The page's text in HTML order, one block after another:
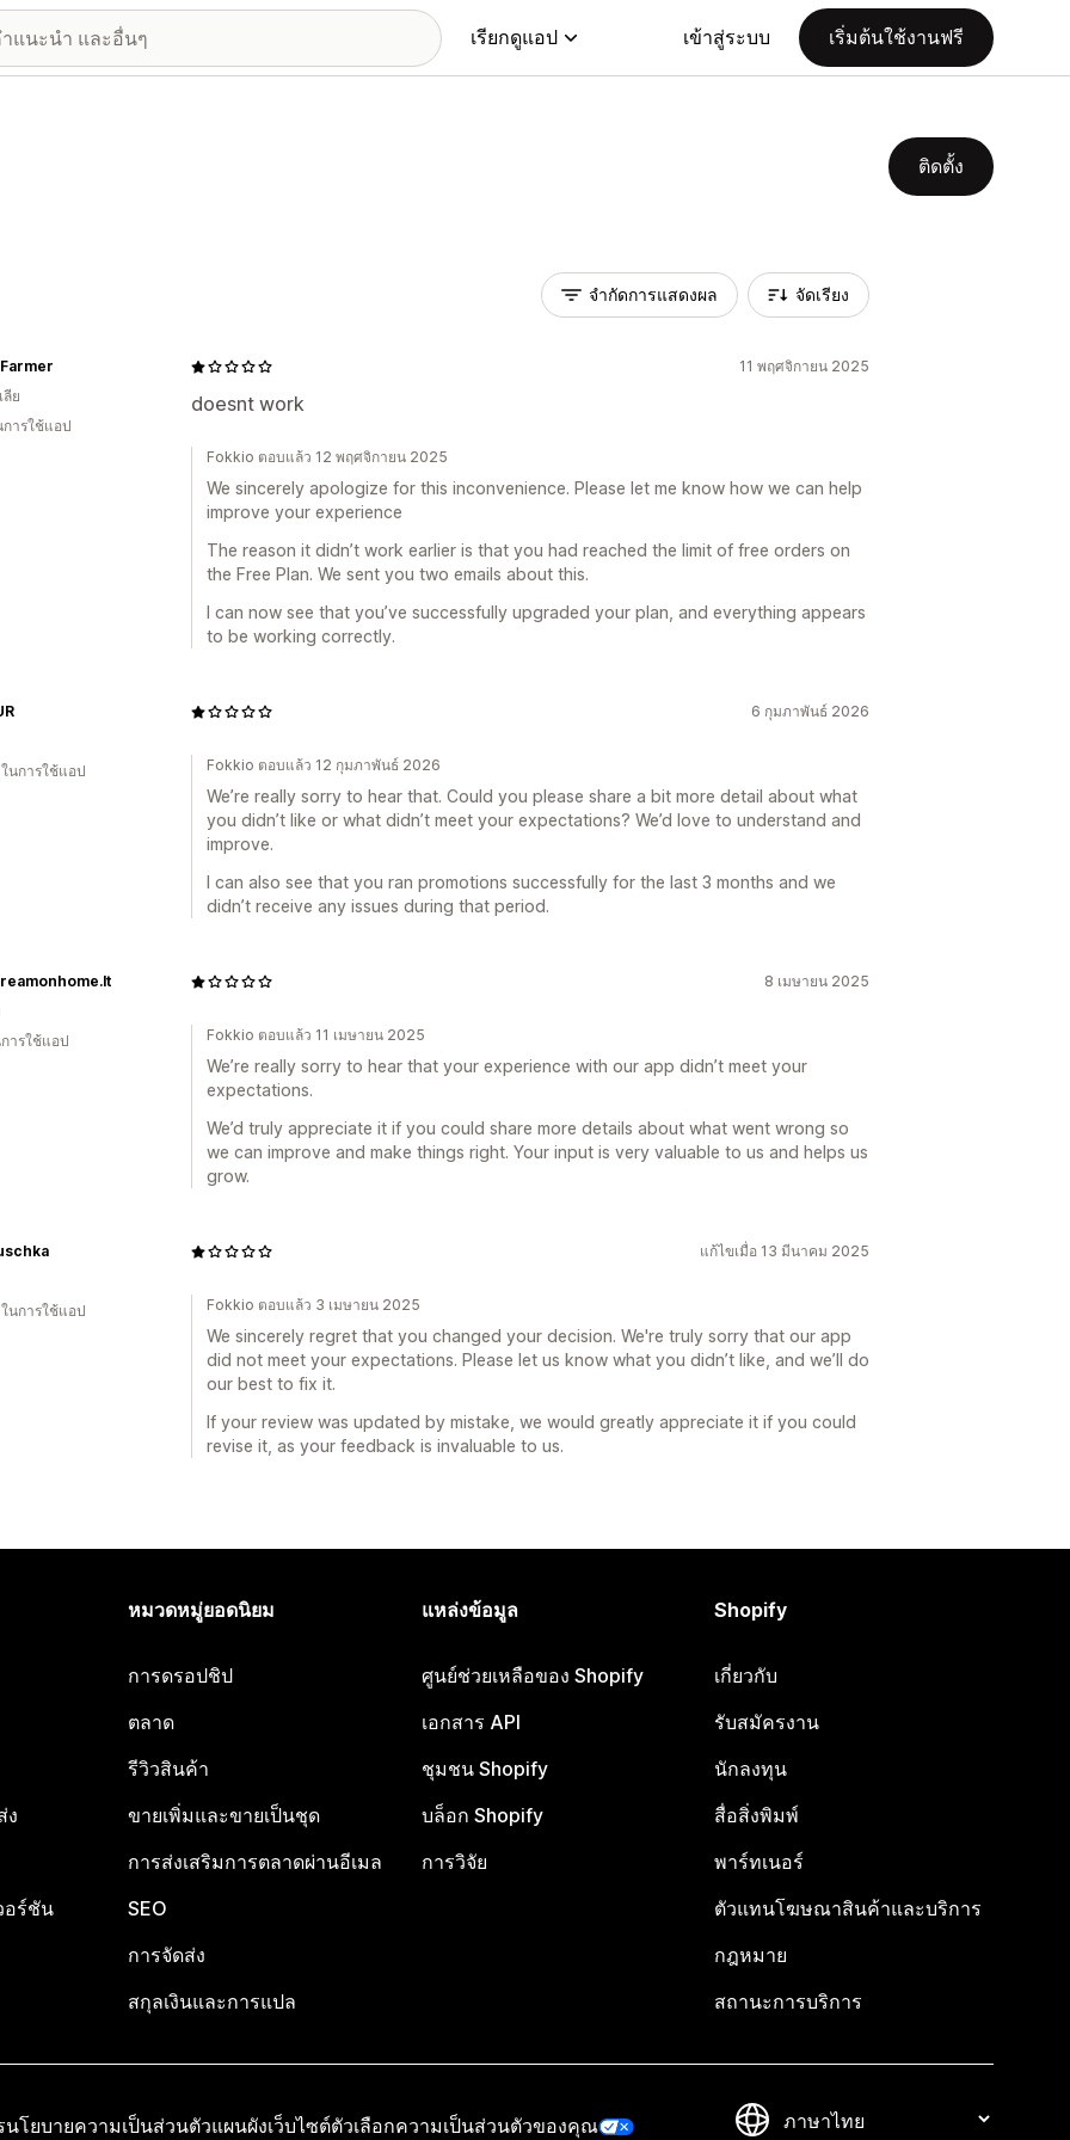
เรียกดูแอป เข้าสู่ระบบ เริ่มต้นใช้งานฟรี
ติดตั้ง
จำกัดการแสดงผล จัดเรียง
11 พฤศจิกายน 2025
doesnt work
ลีย
ารใช้แอป
Fokkio ตอบแล้ว 12 พฤศจิกายน 2025
We sincerely apologize for this inconvenience. Please let me know how we can help
improve your experience
The reason it didn’t work earlier is that you had reached the limit of free orders on
the Free Plan. We sent you two emails about this.
I can now see that you’ve successfully upgraded your plan, and everything appears
to be working correctly.
6 กุมภาพันธ์ 2026
นการใช้แอป
Fokkio ตอบแล้ว 12 กุมภาพันธ์ 2026
We’re really sorry to hear that. Could you please share a bit more detail about what
you didn’t like or what didn’t meet your expectations? We’d love to understand and
improve.
I can also see that you ran promotions successfully for the last 3 months and we
didn’t receive any issues during that period.
8 เมษายน 2025
ารใช้แอป
Fokkio ตอบแล้ว 11 เมษายน 2025
We’re really sorry to hear that your experience with our app didn’t meet your
expectations.
We’d truly appreciate it if you could share more details about what went wrong so
we can improve and make things right. Your input is very valuable to us and helps us
grow.
แก้ไขเมื่อ 13 มีนาคม 2025
นการใช้แอป
Fokkio ตอบแล้ว 3 เมษายน 2025
We sincerely regret that you changed your decision. We're truly sorry that our app
did not meet your expectations. Please let us know what you didn’t like, and we’ll do
our best to fix it.
If your review was updated by mistake, we would greatly appreciate it if you could
revise it, as your feedback is invaluable to us.
ง
อร์ชัน
หมวดหมู่ยอดนิยม
การดรอปชิป
ตลาด
รีวิวสินค้า
ขายเพิ่มและขายเป็นชุด
การส่งเสริมการตลาดผ่านอีเมล
SEO
การจัดส่ง
สกุลเงินและการแปล
แหล่งข้อมูล
ศูนย์ช่วยเหลือของ Shopify
เอกสาร API
ชุมชน Shopify
บล็อก Shopify
การวิจัย
Shopify
เกี่ยวกับ
รับสมัครงาน
นักลงทุน
สื่อสิ่งพิมพ์
พาร์ทเนอร์
ตัวแทนโฆษณาสินค้าและบริการ
กฎหมาย
สถานะการบริการ
นโยบายความเป็นส่วนตัวแผนผังเว็บไซต์ตัวเลือกความเป็นส่วนตัวของคุณ